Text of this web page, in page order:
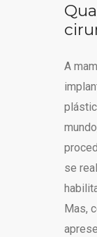
A
se
Mas,